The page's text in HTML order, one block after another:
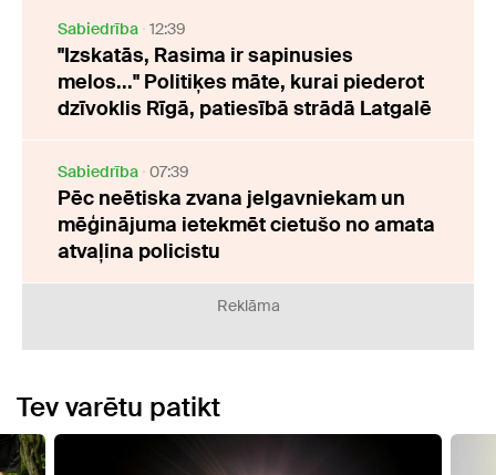
Sabiedrība 12:39
"Izskatās, Rasima ir sapinusies
melos..." Politiķes māte, kurai piederot
dzīvoklis Rīgā, patiesībā strādā Latgalē
Sabiedrība 07:39
Pēc neētiska zvana jelgavniekam un
mēģinājuma ietekmēt cietušo no amata
atvaļina policistu
Reklāma
Tev varētu patikt